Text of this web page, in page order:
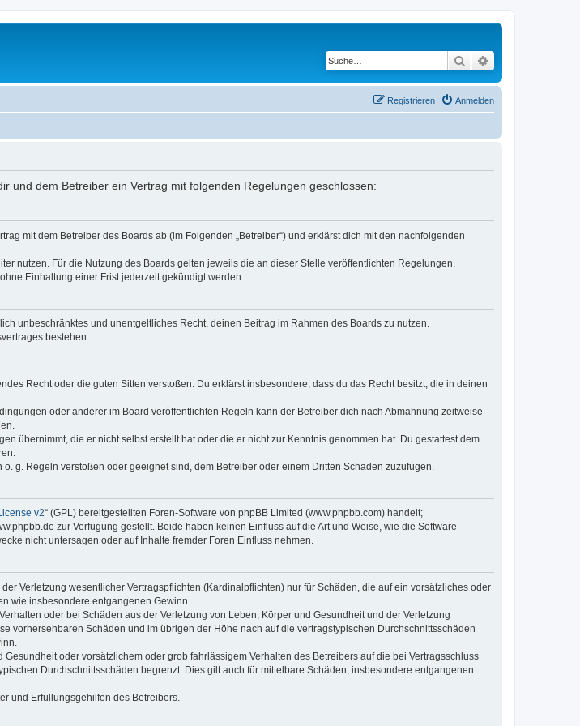
Suche
Anmelden
Registrieren
und dem Betreiber ein Vertrag mit folgenden Regelungen geschlossen:
mit dem Betreiber des Boards ab (im Folgenden „Betreiber“) und erklärst dich mit den nachfolgenden
nutzen. Für die Nutzung des Boards gelten jeweils die an dieser Stelle veröffentlichten Regelungen.
Einhaltung einer Frist jederzeit gekündigt werden.
unbeschränktes und unentgeltliches Recht, deinen Beitrag im Rahmen des Boards zu nutzen.
bestehen.
Recht oder die guten Sitten verstoßen. Du erklärst insbesondere, dass du das Recht besitzt, die in deinen
oder anderer im Board veröffentlichten Regeln kann der Betreiber dich nach Abmahnung zeitweise
übernimmt, die er nicht selbst erstellt hat oder die er nicht zur Kenntnis genommen hat. Du gestattest dem
g. Regeln verstoßen oder geeignet sind, dem Betreiber oder einem Dritten Schaden zuzufügen.
v2“ (GPL) bereitgestellten Foren-Software von phpBB Limited (www.phpbb.com) handelt;
zur Verfügung gestellt. Beide haben keinen Einfluss auf die Art und Weise, wie die Software
nicht untersagen oder auf Inhalte fremder Foren Einfluss nehmen.
Verletzung wesentlicher Vertragspflichten (Kardinalpflichten) nur für Schäden, die auf ein vorsätzliches oder
wie insbesondere entgangenen Gewinn.
oder bei Schäden aus der Verletzung von Leben, Körper und Gesundheit und der Verletzung
vorhersehbaren Schäden und im übrigen der Höhe nach auf die vertragstypischen Durchschnittsschäden
oder vorsätzlichem oder grob fahrlässigem Verhalten des Betreibers auf die bei Vertragsschluss
Durchschnittsschäden begrenzt. Dies gilt auch für mittelbare Schäden, insbesondere entgangenen
und Erfüllungsgehilfen des Betreibers.